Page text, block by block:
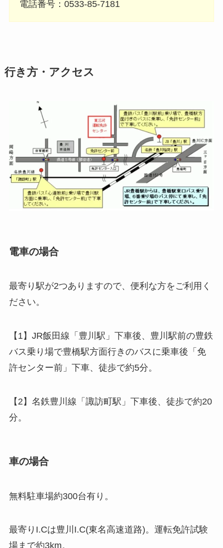
電話番号：0533-85-7181
行き方・アクセス
電車の場合
最寄り駅が2つありますので、便利な方をご利用く
ださい。
【1】JR飯田線「豊川駅」下車後、豊川駅前の豊鉄
バス乗り場で豊橋駅方面行きのバスに乗車後「免
許センター前」下車、徒歩で約5分。
【2】名鉄豊川線「諏訪町駅」下車後、徒歩で約20
分。
車の場合
無料駐車場約300台有り。
最寄りI.Cは豊川I.C(東名高速道路)。運転免許試験
場まで約3km。